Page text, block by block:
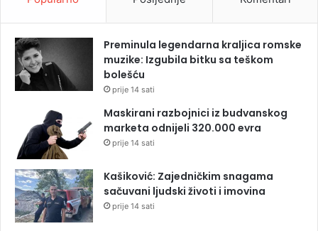
Preminula legendarna kraljica romske
muzike: Izgubila bitku sa teškom
bolešću
prije 14 sati
Maskirani razbojnici iz budvanskog
marketa odnijeli 320.000 evra
prije 14 sati
Kašiković: Zajedničkim snagama
sačuvani ljudski životi i imovina
prije 14 sati